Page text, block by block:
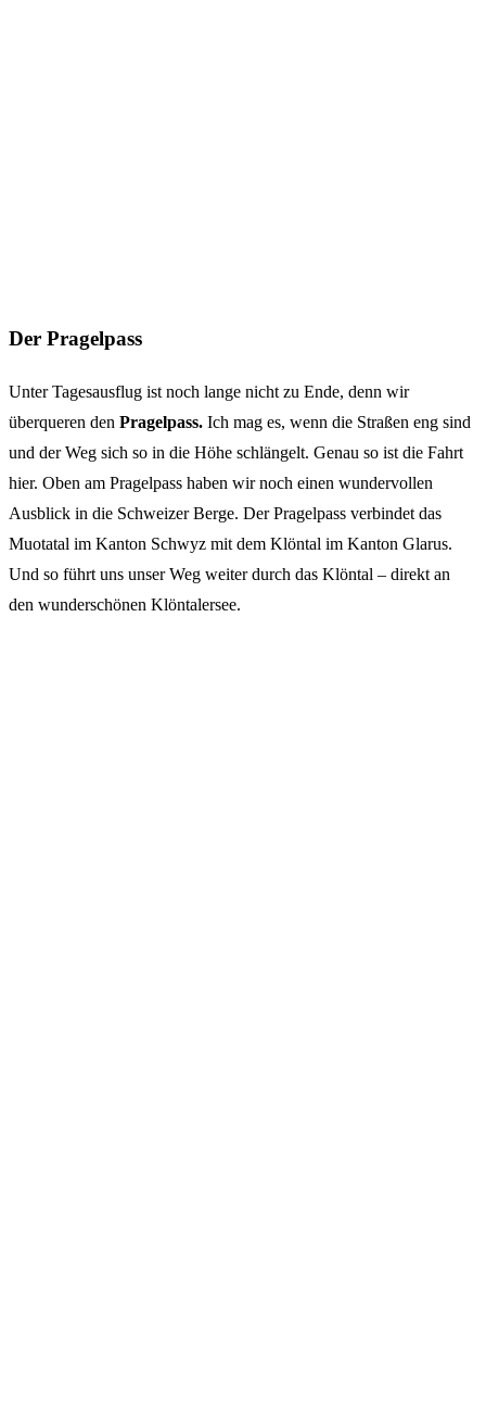
Der Pragelpass
Unter Tagesausflug ist noch lange nicht zu Ende, denn wir
überqueren den Pragelpass. Ich mag es, wenn die Straßen eng sind
und der Weg sich so in die Höhe schlängelt. Genau so ist die Fahrt
hier. Oben am Pragelpass haben wir noch einen wundervollen
Ausblick in die Schweizer Berge. Der Pragelpass verbindet das
Muotatal im Kanton Schwyz mit dem Klöntal im Kanton Glarus.
Und so führt uns unser Weg weiter durch das Klöntal – direkt an
den wunderschönen Klöntalersee.